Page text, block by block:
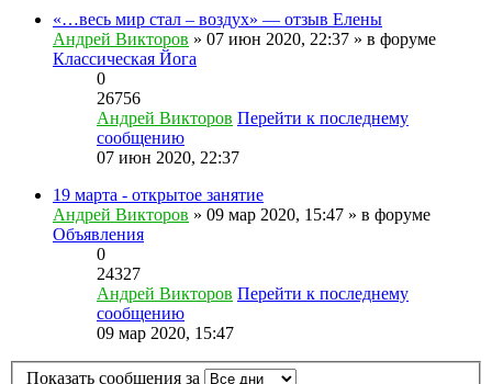
«…весь мир стал – воздух» — отзыв Елены
Андрей Викторов » 07 июн 2020, 22:37 » в форуме
Классическая Йога
0
26756
Андрей Викторов Перейти к последнему
сообщению
07 июн 2020, 22:37
19 марта - открытое занятие
Андрей Викторов » 09 мар 2020, 15:47 » в форуме
Объявления
0
24327
Андрей Викторов Перейти к последнему
сообщению
09 мар 2020, 15:47
Показать сообщения за